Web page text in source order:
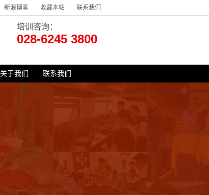
新浪博客 收藏本站 联系我们
培训咨询：
028-6245 3800
关于我们 联系我们